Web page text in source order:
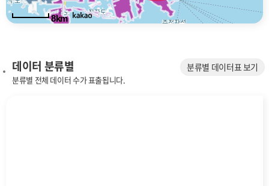
8km
데이터 분류별
분류별 전체 데이터 수가 표출됩니다.
분류별 데이터표 보기